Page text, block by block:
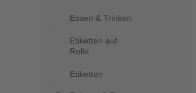
Essen & Trinken
Etiketten auf
Rolle
Etiketten